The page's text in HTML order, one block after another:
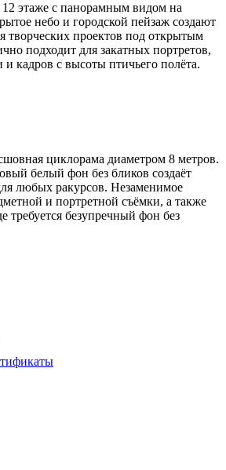
этаже с панорамным видом на
небо и городской пейзаж создают
творческих проектов под открытым
подходит для закатных портретов,
и кадров с высоты птичьего полёта.
циклорама диаметром 8 метров.
белый фон без бликов создаёт
любых ракурсов. Незаменимое
и портретной съёмки, а также
требуется безупречный фон без